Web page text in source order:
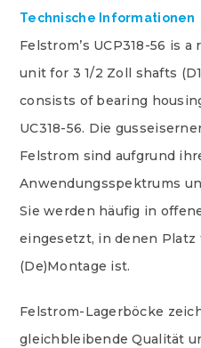
Technische Informationen
Felstrom’s UCP318-56 is
unit for 3 1/2 Zoll shafts
consists of bearing
UC318-56. Die
Felstrom sind aufgrund
Anwendungsspektrums
Sie werden häufig in
eingesetzt, in denen Platz
(De)Montage ist.
Felstrom-Lagerböcke
gleichbleibende Qualität